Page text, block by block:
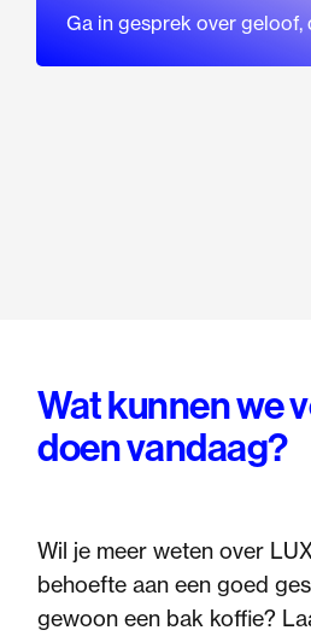
Ga in gesprek over geloof,
Wat kunnen we
doen vandaag?
Wil je meer weten over
behoefte aan een goed
gewoon een bak koffie?